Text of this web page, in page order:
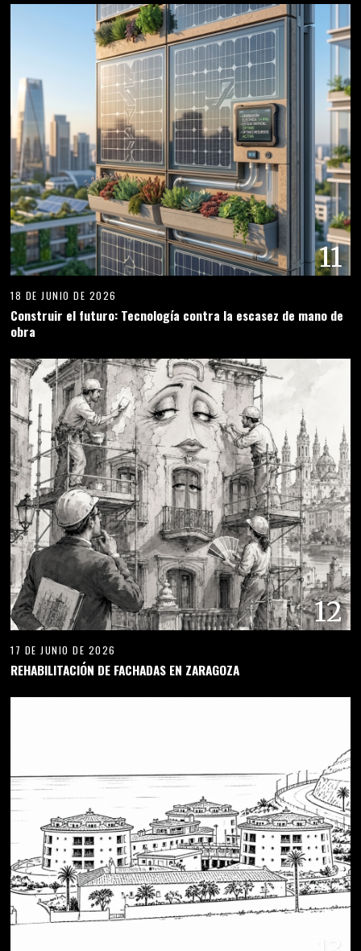
11
18 DE JUNIO DE 2026
Construir el futuro: Tecnología contra la escasez de mano de
obra
12
17 DE JUNIO DE 2026
REHABILITACIÓN DE FACHADAS EN ZARAGOZA